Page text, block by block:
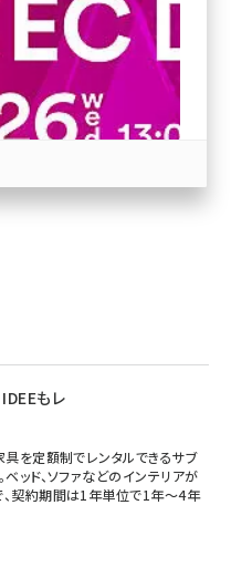
もレ
を定額制でレンタルできるサブ
ッド、ソファなどのインテリアが
契約期間は1年単位で1年～4年